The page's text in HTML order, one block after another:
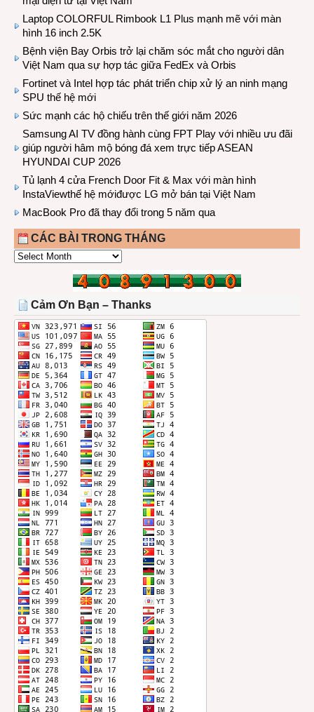
Laptop COLORFUL Rimbook L1 Plus mạnh mẽ với màn
hình 16 inch 2.5K
Bệnh viện Bay Orbis trở lại chăm sóc mắt cho người dân
Việt Nam qua sự hợp tác giữa FedEx và Orbis
Fortinet và Intel hợp tác phát triển chip xử lý an ninh mạng
SPU thế hệ mới
Sức mạnh các hộ chiếu trên thế giới năm 2026
Samsung AI TV đồng hành cùng FPT Play với nhiều ưu đãi
giúp người hâm mộ bóng đá xem trực tiếp ASEAN
HYUNDAI CUP 2026
Tủ lạnh 4 cửa French Door Fit & Max với màn hình
InstaViewthế hệ mớiđược LG mở bán tại Việt Nam
MacBook Pro đã thay đổi trong 5 năm qua
CÁC BÀI TRONG THÁNG
CÁC
THÁNG
Cảm Ơn Bạn – Thanks